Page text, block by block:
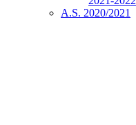
A.S. 2020/2021